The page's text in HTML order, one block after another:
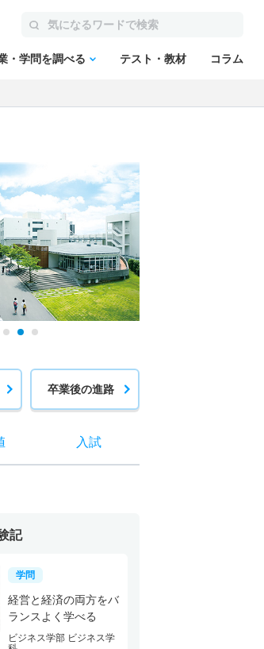
・学問を調べる テスト・教材 コラム
卒業後の進路
入試
記
学問
経営と経済の両方をバ
ランスよく学べる
ビジネス学部 ビジネス学